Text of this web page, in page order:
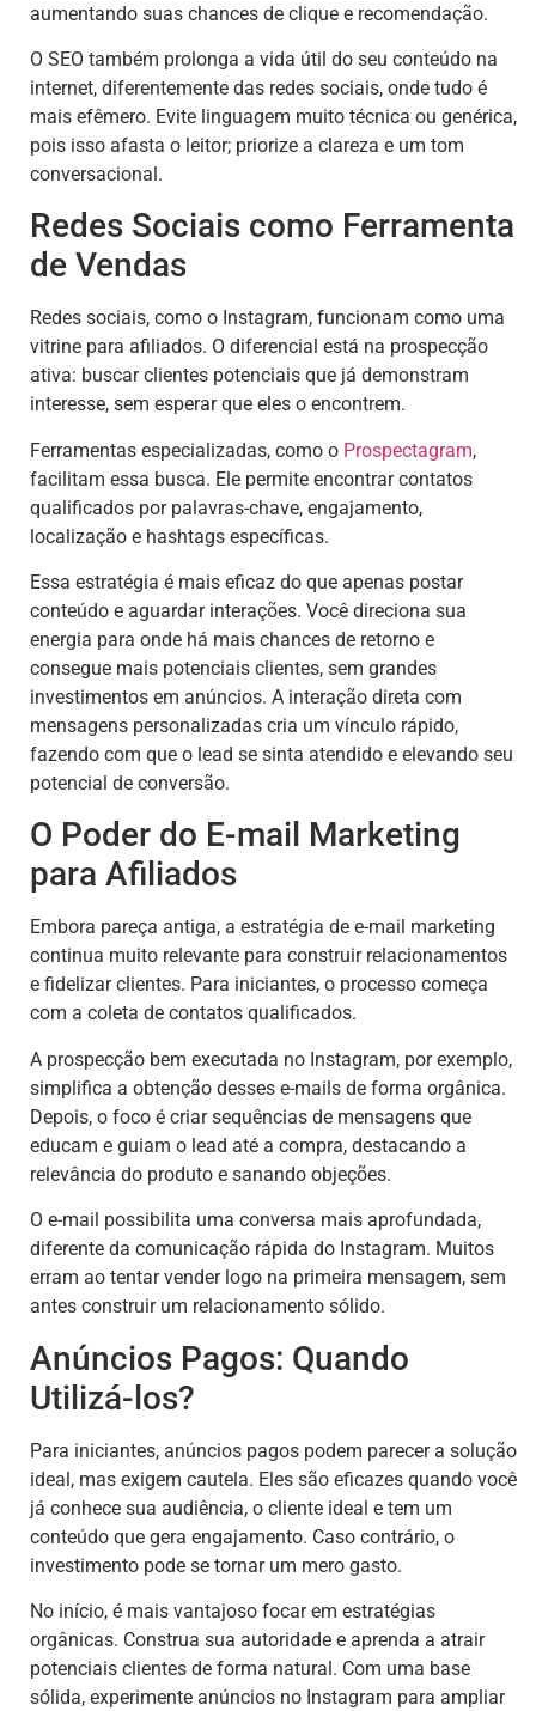
aumentando suas chances de clique e recomendação.
O SEO também prolonga a vida útil do seu conteúdo na
internet, diferentemente das redes sociais, onde tudo é
mais efêmero. Evite linguagem muito técnica ou genérica,
pois isso afasta o leitor; priorize a clareza e um tom
conversacional.
Redes Sociais como Ferramenta
de Vendas
Redes sociais, como o Instagram, funcionam como uma
vitrine para afiliados. O diferencial está na prospecção
ativa: buscar clientes potenciais que já demonstram
interesse, sem esperar que eles o encontrem.
Ferramentas especializadas, como o Prospectagram,
facilitam essa busca. Ele permite encontrar contatos
qualificados por palavras-chave, engajamento,
localização e hashtags específicas.
Essa estratégia é mais eficaz do que apenas postar
conteúdo e aguardar interações. Você direciona sua
energia para onde há mais chances de retorno e
consegue mais potenciais clientes, sem grandes
investimentos em anúncios. A interação direta com
mensagens personalizadas cria um vínculo rápido,
fazendo com que o lead se sinta atendido e elevando seu
potencial de conversão.
O Poder do E-mail Marketing
para Afiliados
Embora pareça antiga, a estratégia de e-mail marketing
continua muito relevante para construir relacionamentos
e fidelizar clientes. Para iniciantes, o processo começa
com a coleta de contatos qualificados.
A prospecção bem executada no Instagram, por exemplo,
simplifica a obtenção desses e-mails de forma orgânica.
Depois, o foco é criar sequências de mensagens que
educam e guiam o lead até a compra, destacando a
relevância do produto e sanando objeções.
O e-mail possibilita uma conversa mais aprofundada,
diferente da comunicação rápida do Instagram. Muitos
erram ao tentar vender logo na primeira mensagem, sem
antes construir um relacionamento sólido.
Anúncios Pagos: Quando
Utilizá-los?
Para iniciantes, anúncios pagos podem parecer a solução
ideal, mas exigem cautela. Eles são eficazes quando você
já conhece sua audiência, o cliente ideal e tem um
conteúdo que gera engajamento. Caso contrário, o
investimento pode se tornar um mero gasto.
No início, é mais vantajoso focar em estratégias
orgânicas. Construa sua autoridade e aprenda a atrair
potenciais clientes de forma natural. Com uma base
sólida, experimente anúncios no Instagram para ampliar